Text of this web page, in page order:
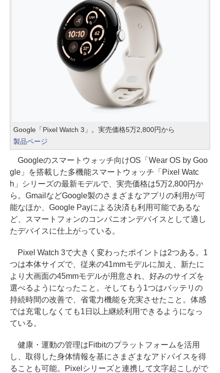
Google「Pixel Watch 3」。実売価格5万2,800円から
製品ページ
Googleのスマートウォッチ向けOS「Wear OS by Goo
gle」を搭載した多機能スマートウォッチ「Pixel Watc
h」シリーズの最新モデルで、実売価格は5万2,800円か
ら。GmailなどGoogle製のさまざまなアプリの利用が可
能なほか、Google Payによる決済も利用可能であるな
ど、スマートフォンのコンパニオンデバイスとして適し
たデバイスに仕上がっている。
Pixel Watch 3で大きく変わったポイントは2つある。1
つは本体サイズで、従来の41mmモデルに加え、新たに
より大画面の45mmモデルが用意され、好みのサイズを
選べるようになったこと。そしてもう1つはバッテリの
持続時間の改善で、省電力機能を充実させたこと。体感
では充電しなくても1日以上継続利用できるようになっ
ている。
健康・運動の管理はFitbitのプラットフォームを活用
し、取得した身体情報を基にさまざまなアドバイスを得
ることも可能。Pixelシリーズと連携して文字起こしがで